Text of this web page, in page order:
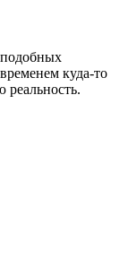
подобных
куда-то
реальность.